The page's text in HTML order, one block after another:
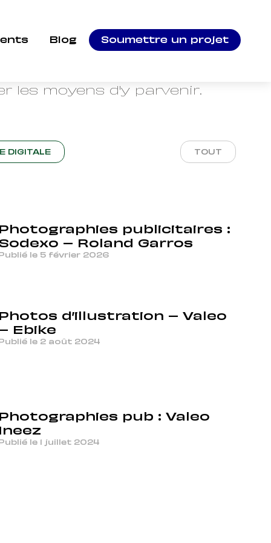
Blog Soumettre un projet
les moyens d'y parvenir.
DIGITALE TOUT
Photographies publicitaires :
Sodexo – Roland Garros
Publié le 5 février 2026
Photos d’illustration – Valeo
Ebike
Publié le 2 août 2024
Photographies pub : Valeo
Ineez
Publié le 1 juillet 2024